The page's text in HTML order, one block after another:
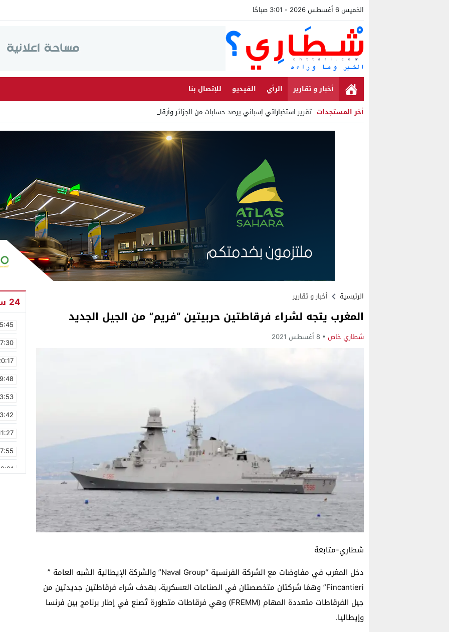
الخميس 6 أغسطس 2026 - 3:01 صباحًا
أخبار و تقارير الرأي الفيديو
للإتصال بنا
أخر المستجدات تقرير استخباراتي إسباني يرصد حسابات من الجزائر وأرقاما بـ”213+_
Stop
الرئيسية أخبار و تقارير
المغرب يتجه لشراء فرقاطتين حربيتين “فريم” من الجيل الجديد
شطاري خاص 8 أغسطس 2021
شطاري-متابعة
دخل المغرب في مفاوضات مع الشركة الفرنسية “Naval Group” والشركة الإيطالية الشبه العامة ”
Fincantieri” وهمَا شركتان متخصصتان في الصناعات العسكرية، بهدف شراء فرقاطتين جديدتين من
جيل الفرقاطات متعددة المهام (FREMM) وهي فرقاطات متطورة تُصنع في إطار برنامج بين فرنسا
وإيطاليا.
24 ساعة